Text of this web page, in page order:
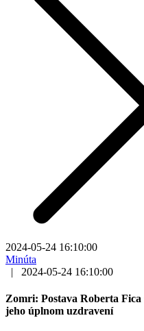
2024-05-24 16:10:00
Minúta
|
2024-05-24 16:10:00
Zomri: Postava Roberta
jeho úplnom uzdravení